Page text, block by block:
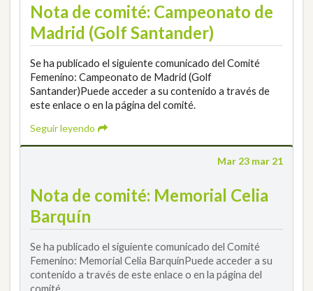
Nota de comité: Campeonato de
Madrid (Golf Santander)
Se ha publicado el siguiente comunicado del Comité
Femenino: Campeonato de Madrid (Golf
Santander)Puede acceder a su contenido a través de
este enlace o en la página del comité.
Seguir leyendo
Mar 23 mar 21
Nota de comité: Memorial Celia
Barquín
Se ha publicado el siguiente comunicado del Comité
Femenino: Memorial Celia BarquínPuede acceder a su
contenido a través de este enlace o en la página del
comité.